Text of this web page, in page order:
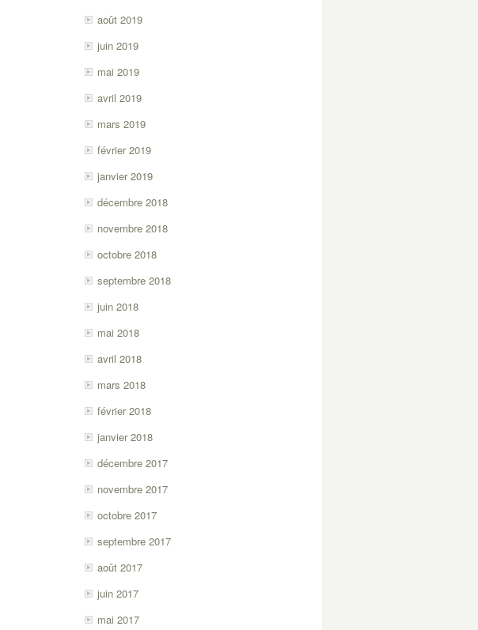
août 2019
juin 2019
mai 2019
avril 2019
mars 2019
février 2019
janvier 2019
décembre 2018
novembre 2018
octobre 2018
septembre 2018
juin 2018
mai 2018
avril 2018
mars 2018
février 2018
janvier 2018
décembre 2017
novembre 2017
octobre 2017
septembre 2017
août 2017
juin 2017
mai 2017